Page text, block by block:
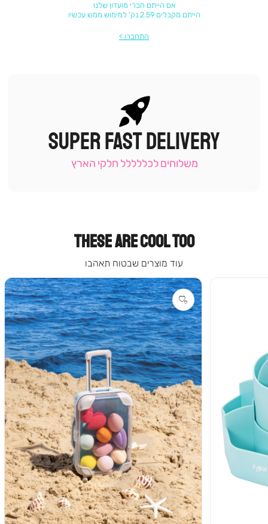
אם הייתם חברי מועדון שלנו
הייתם מקבלים 2.59 נק' למימוש ממש עכשיו
התחברו
|
תומכי
-
SUPER FAST DELIVERY
משלוחים לכללללל חלקי הארץ
THESE ARE COOL TOO
עוד מוצרים שבטוח תאהבו